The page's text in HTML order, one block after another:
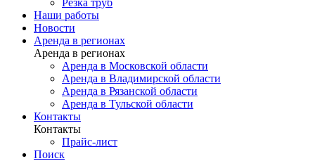
Наши работы
Новости
Аренда в регионах
Аренда в регионах
Аренда в Московской области
Аренда в Владимирской области
Аренда в Рязанской области
Аренда в Тульской области
Контакты
Контакты
Прайс-лист
Поиск